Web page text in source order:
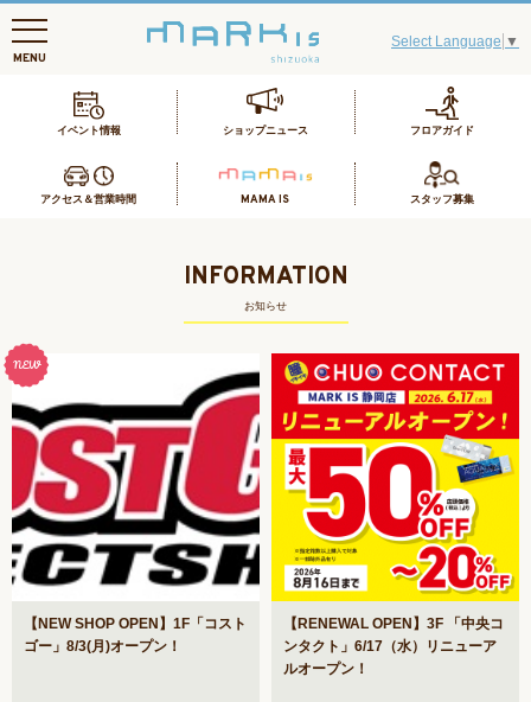
MENU
Select Language ▼
イベント情報 ショップニュース フロアガイド
アクセス＆営業時間 MAMA IS スタッフ募集
INFORMATION
お知らせ
NEW
【NEW SHOP OPEN】1F「コスト
ゴー」8/3(月)オープン！
【RENEWAL OPEN】3F 「中央コ
ンタクト」6/17（水）リニューア
ルオープン！